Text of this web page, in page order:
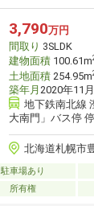
3,790万円
間取り 3SLDK
建物面積100.61m
土地面積254.95m
築年月 2020年11
地下鉄南北線
大南門」バス停
北海道札幌市
駐車場あり
所有権